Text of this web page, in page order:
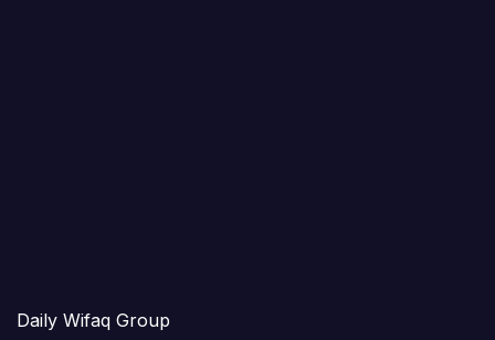
Daily Wifaq Group